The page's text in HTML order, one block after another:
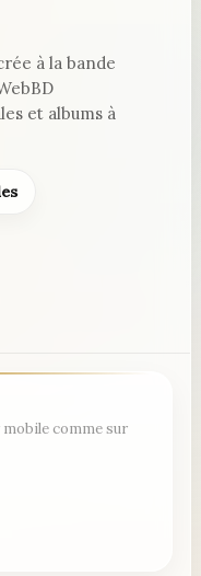
à la bande
et albums à
comme sur